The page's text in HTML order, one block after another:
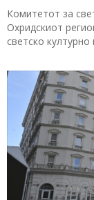
Комитетот за
Охридскиот
светско